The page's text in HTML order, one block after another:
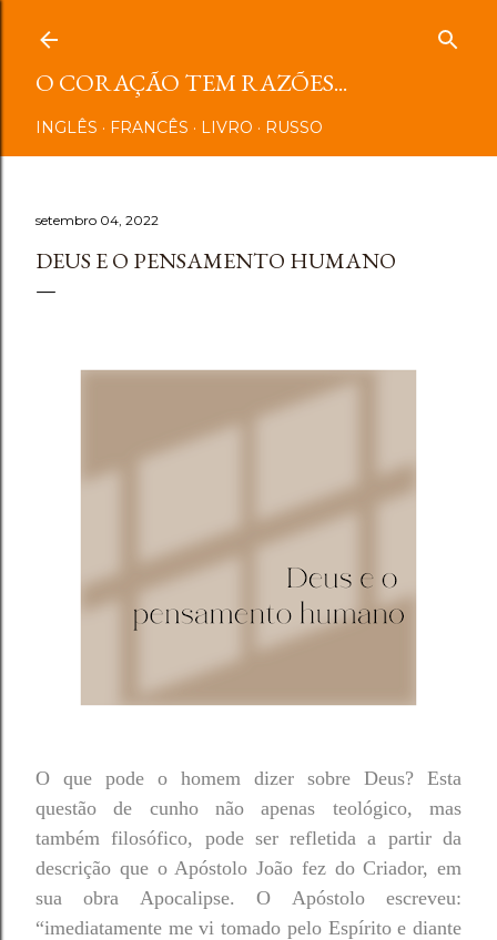
O CORAÇÃO TEM RAZÕES...
INGLÊS FRANCÊS LIVRO RUSSO
setembro 04, 2022
DEUS E O PENSAMENTO HUMANO
O que pode o homem dizer sobre Deus? Esta
questão de cunho não apenas teológico, mas
também filosófico, pode ser refletida a partir da
descrição que o Apóstolo João fez do Criador, em
sua obra Apocalipse. O Apóstolo escreveu:
“imediatamente me vi tomado pelo Espírito e diante